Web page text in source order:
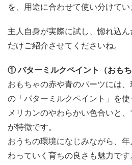
を、用途に合わせて使い分けてい
主人自身が実際に試し、惚れ込
だけご紹介させてくださいね。
① バターミルクペイント（おもち
おもちゃの赤や青のパーツには
の「バターミルクペイント」を
メリカンのやわらかい色合いと
が特徴です。
おうちの環境になじみながら、
わっていく育ちの良さも魅力です。